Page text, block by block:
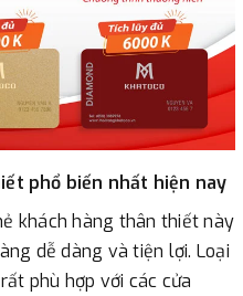
phổ biến nhất hiện nay
khách hàng thân thiết này
dễ dàng và tiện lợi. Loại
phù hợp với các cửa